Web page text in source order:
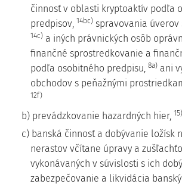
činnosť v oblasti kryptoaktív podľa
predpisov, 14bc) spravovania
14c) a iných právnických osôb
finančné sprostredkovanie a
podľa osobitného predpisu, 8a) ani
obchodov s peňažnými
12f)
b) prevádzkovanie hazardných hier, 15)
c) banská činnosť a dobývanie ložísk
nerastov včítane úpravy a
vykonávaných v súvislosti s ich
zabezpečovanie a likvidácia